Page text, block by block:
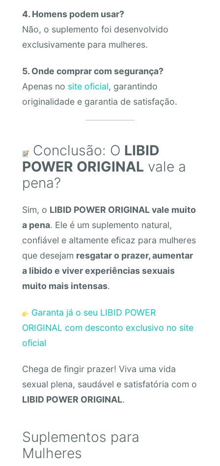
4. Homens podem usar?
Não, o suplemento foi desenvolvido
exclusivamente para mulheres.
5. Onde comprar com segurança?
Apenas no site oficial, garantindo
originalidade e garantia de satisfação.
Conclusão: O LIBID
POWER ORIGINAL vale a
pena?
Sim, o LIBID POWER ORIGINAL vale muito
a pena. Ele é um suplemento natural,
confiável e altamente eficaz para mulheres
que desejam resgatar o prazer, aumentar
a libido e viver experiências sexuais
muito mais intensas.
Garanta já o seu LIBID POWER
ORIGINAL com desconto exclusivo no site
oficial
Chega de fingir prazer! Viva uma vida
sexual plena, saudável e satisfatória com o
LIBID POWER ORIGINAL.
Suplementos para
Mulheres